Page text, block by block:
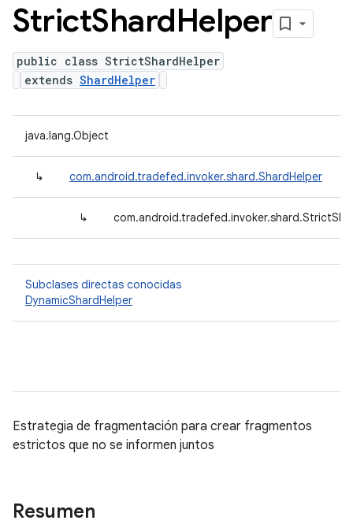
StrictShardHelper
public class StrictShardHelper
extends ShardHelper
java.lang.Object
↳ com.android.tradefed.invoker.shard.ShardHelper
↳
Subclases directas conocidas
DynamicShardHelper
Estrategia de fragmentación para crear fragmentos
estrictos que no se informen juntos
Resumen